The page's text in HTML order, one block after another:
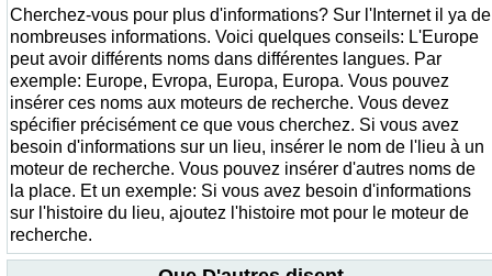
Cherchez-vous pour plus d'informations? Sur l'Internet il ya de
nombreuses informations. Voici quelques conseils: L'Europe
peut avoir différents noms dans différentes langues. Par
exemple: Europe, Evropa, Europa, Europa. Vous pouvez
insérer ces noms aux moteurs de recherche. Vous devez
spécifier précisément ce que vous cherchez. Si vous avez
besoin d'informations sur un lieu, insérer le nom de l'lieu à un
moteur de recherche. Vous pouvez insérer d'autres noms de
la place. Et un exemple: Si vous avez besoin d'informations
sur l'histoire du lieu, ajoutez l'histoire mot pour le moteur de
recherche.